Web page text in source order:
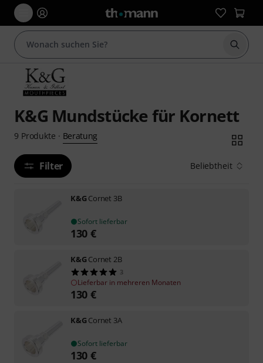
Suche
K&G Mundstücke für Kornett
9 Produkte · Beratung
Filter Beliebtheit
K&GCornet 3B
Sofort lieferbar
130 €
K&GCornet 2B
3
Lieferbar in mehreren Monaten
130 €
K&GCornet 3A
Sofort lieferbar
130 €